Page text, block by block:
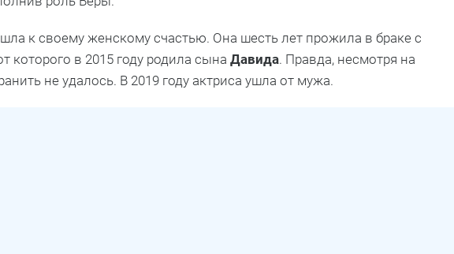
к своему женскому счастью. Она шесть лет прожила в браке с
которого в 2015 году родила сына Давида. Правда, несмотря на
не удалось. В 2019 году актриса ушла от мужа.